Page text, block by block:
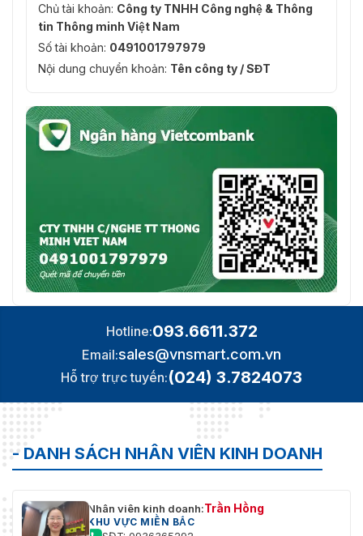
Chủ tài khoản: Công ty TNHH Công nghệ & Thông
tin Thông minh Việt Nam
Số tài khoản: 0491001797979
Nội dung chuyển khoản: Tên công ty / SĐT
Hotline:093.6611.372
Email:sales@vnsmart.com.vn
Hỗ trợ trực tuyến:(024) 3.7824073
- DANH SÁCH NHÂN VIÊN KINH DOANH
Nhân viên kinh doanh:Trần Hồng
KHU VỰC MIỀN BẮC